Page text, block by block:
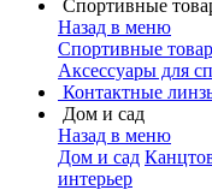
Спортивные
Назад в меню
Спортивные
Аксессуары для
Контактные
Дом и сад
Назад в меню
Дом и сад
интерьер